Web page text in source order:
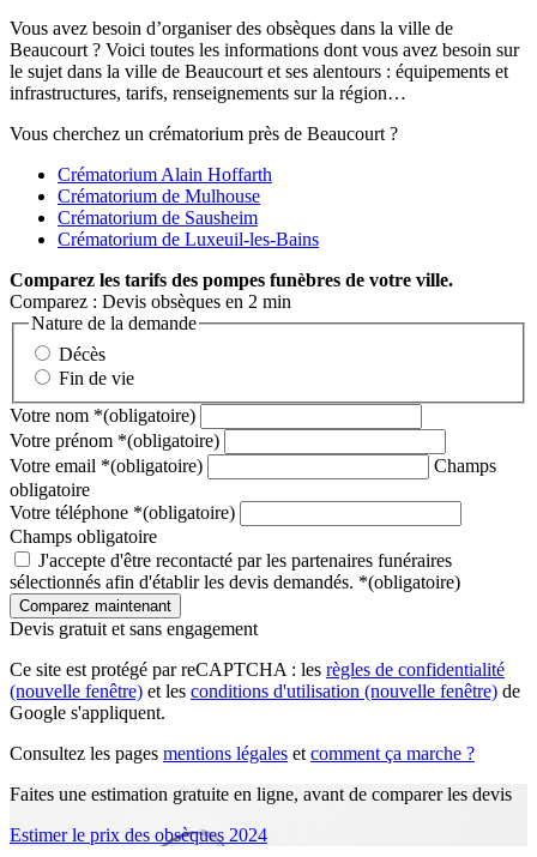
Vous avez besoin d’organiser des obsèques dans la ville de
Beaucourt ? Voici toutes les informations dont vous avez besoin sur
le sujet dans la ville de Beaucourt et ses alentours : équipements et
infrastructures, tarifs, renseignements sur la région…
Vous cherchez un crématorium près de Beaucourt ?
Crématorium Alain Hoffarth
Crématorium de Mulhouse
Crématorium de Sausheim
Crématorium de Luxeuil-les-Bains
Comparez les tarifs des pompes funèbres de votre ville.
Comparez : Devis obsèques en 2 min
Nature de la demande
Décès
Fin de vie
Votre nom *(obligatoire)
Votre prénom *(obligatoire)
Votre email *(obligatoire)
Champs
obligatoire
Votre téléphone *(obligatoire)
Champs obligatoire
J'accepte d'être recontacté par les partenaires funéraires
sélectionnés afin d'établir les devis demandés. *(obligatoire)
Devis gratuit et sans engagement
Ce site est protégé par reCAPTCHA : les règles de confidentialité
(nouvelle fenêtre) et les conditions d'utilisation (nouvelle fenêtre) de
Google s'appliquent.
Consultez les pages mentions légales et comment ça marche ?
Faites une estimation gratuite en ligne, avant de comparer les devis
Estimer le prix des obsèques 2024